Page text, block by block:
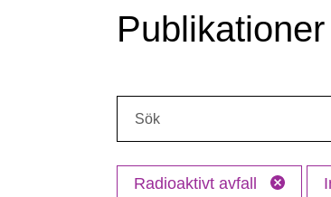
Publikationer
Radioaktivt avfall